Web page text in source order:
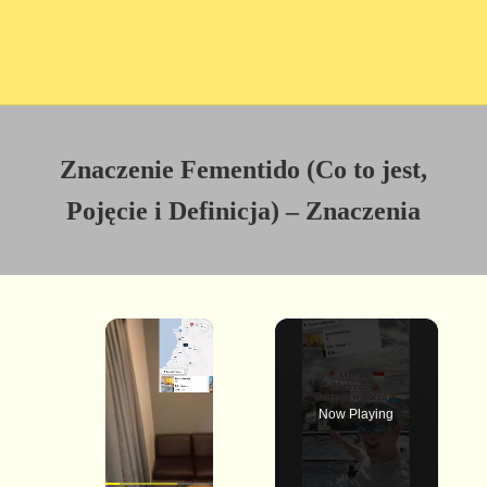
Znaczenie Fementido (Co to jest,
Pojęcie i Definicja) – Znaczenia
×
Now Playing